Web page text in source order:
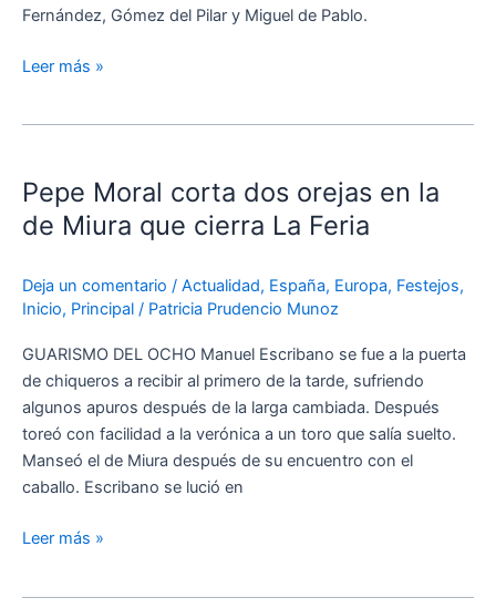
Fernández, Gómez del Pilar y Miguel de Pablo.
Leer más »
Pepe Moral corta dos orejas en la
de Miura que cierra La Feria
Deja un comentario / Actualidad, España, Europa, Festejos,
Inicio, Principal / Patricia Prudencio Munoz
GUARISMO DEL OCHO Manuel Escribano se fue a la puerta
de chiqueros a recibir al primero de la tarde, sufriendo
algunos apuros después de la larga cambiada. Después
toreó con facilidad a la verónica a un toro que salía suelto.
Manseó el de Miura después de su encuentro con el
caballo. Escribano se lució en
corta
dos
la
Miura
que
cierra
La
Feria
Leer más »